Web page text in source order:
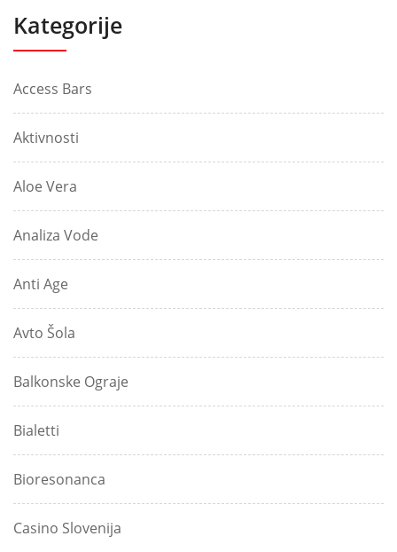
Kategorije
Access Bars
Aktivnosti
Aloe Vera
Analiza Vode
Anti Age
Avto Šola
Balkonske Ograje
Bialetti
Bioresonanca
Casino Slovenija